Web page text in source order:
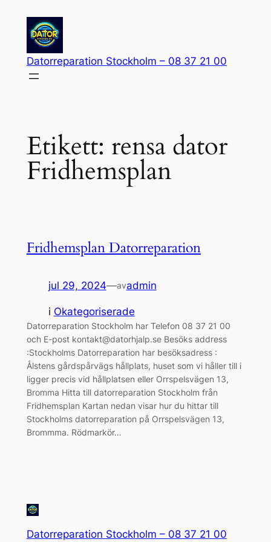
innehåll
Datorreparation Stockholm – 08 37 21 00
Etikett: rensa dator
Fridhemsplan
Fridhemsplan Datorreparation
jul 29, 2024—avadmin
i Okategoriserade
Datorreparation Stockholm har Telefon 08 37 21 00
och E-post kontakt@datorhjalp.se Besöks address
:Stockholms Datorreparation har besöksadress :
Ålstens gårdspårvägs hållplats, huset som vi håller till i
ligger precis vid hållplatsen eller Orrspelsvägen 13,
Bromma Hitta till datorreparation Stockholm från
Fridhemsplan Kartan nedan visar hur du hittar till
Stockholms datorreparation på Orrspelsvägen 13,
Brommma. Rödmarkör…
Datorreparation Stockholm – 08 37 21 00